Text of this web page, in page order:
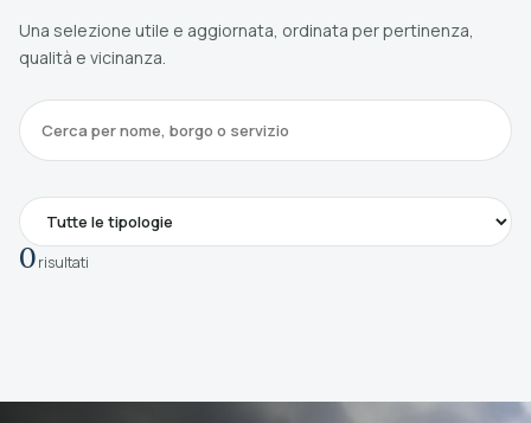
Una selezione utile e aggiornata, ordinata per pertinenza,
qualità e vicinanza.
0risultati